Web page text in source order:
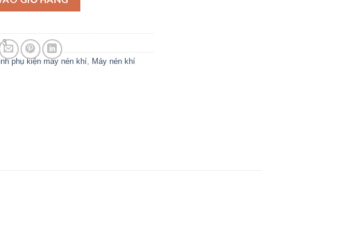
3
phụ kiện máy nén khí, Máy nén khí